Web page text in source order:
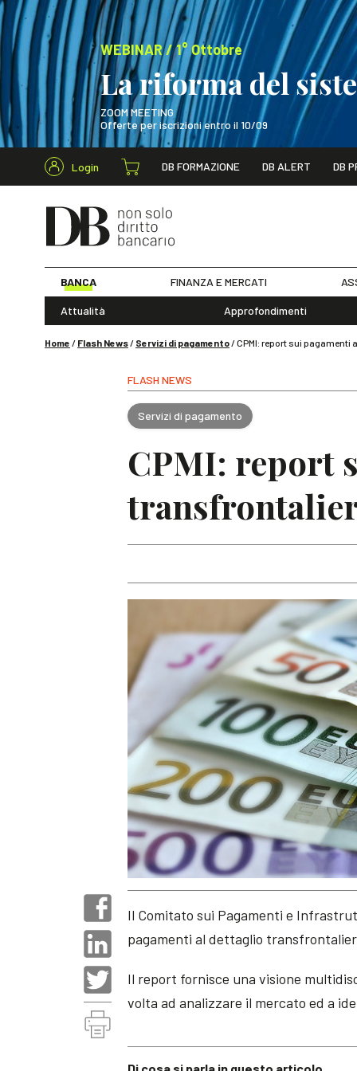
WEBINAR / 1° Ottobre
La riforma del
ZOOM MEETING
Offerte per iscrizioni entro il 10/09
WEBINAR / 1°
Login DB FORMAZIONE DB ALERT DB
BANCA FINANZA E MERCATI
Attualità Approfondimenti
Home / Flash News/ Servizi di pagamento/CPMI: report sui
FLASH NEWS
Servizi di pagamento
CPMI: report
Il Comitato sui Pagamenti e
pagamenti al dettaglio
Il report fornisce una visione
volta ad analizzare il mercato ed a